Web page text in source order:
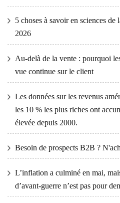
5 choses à savoir en sciences
2026
Au-delà de la vente : pourquoi
vue continue sur le client
Les données sur les revenus
les 10 % les plus riches ont
élevée depuis 2000.
Besoin de prospects B2B ?
L’inflation a culminé en mai,
d’avant-guerre n’est pas pour